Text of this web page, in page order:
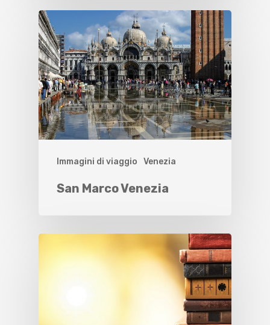
Immagini di viaggio Venezia
San Marco Venezia